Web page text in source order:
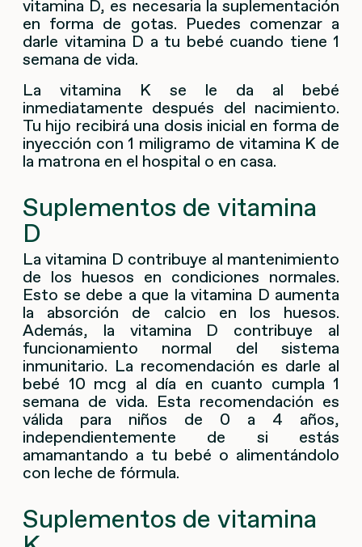
vitamina D, es necesaria la suplementación
en forma de gotas. Puedes comenzar a
darle vitamina D a tu bebé cuando tiene 1
semana de vida.
La vitamina K se le da al bebé
inmediatamente después del nacimiento.
Tu hijo recibirá una dosis inicial en forma de
inyección con 1 miligramo de vitamina K de
la matrona en el hospital o en casa.
Suplementos de vitamina
D
La vitamina D contribuye al mantenimiento
de los huesos en condiciones normales.
Esto se debe a que la vitamina D aumenta
la absorción de calcio en los huesos.
Además, la vitamina D contribuye al
funcionamiento normal del sistema
inmunitario. La recomendación es darle al
bebé 10 mcg al día en cuanto cumpla 1
semana de vida. Esta recomendación es
válida para niños de 0 a 4 años,
independientemente de si estás
amamantando a tu bebé o alimentándolo
con leche de fórmula.
Suplementos de vitamina